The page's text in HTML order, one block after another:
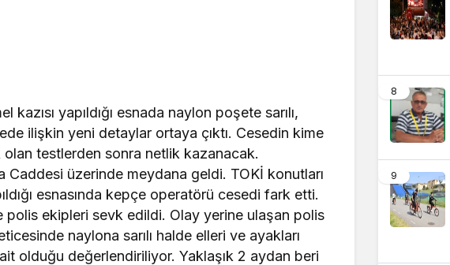
kazısı yapıldığı esnada naylon poşete sarılı,
ilişkin yeni detaylar ortaya çıktı. Cesedin kime
olan testlerden sonra netlik kazanacak.
üzerinde meydana geldi. TOKİ konutları
esnasında kepçe operatörü cesedi fark etti.
ekipleri sevk edildi. Olay yerine ulaşan polis
naylona sarılı halde elleri ve ayakları
olduğu değerlendiriliyor. Yaklaşık 2 aydan beri
8
9